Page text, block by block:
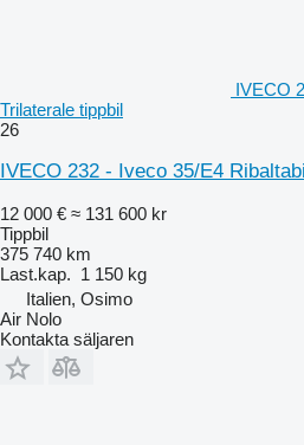
IVECO
Trilaterale tippbil
26
IVECO 232 - Iveco 35/E4
12 000 € ≈ 131 600 kr
Tippbil
375 740 km
Last.kap. 1 150 kg
Italien, Osimo
Air Nolo
Kontakta säljaren